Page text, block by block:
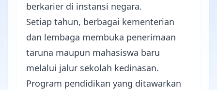
berkarier di instansi negara.
Setiap tahun, berbagai kementerian
dan lembaga membuka penerimaan
taruna maupun mahasiswa baru
melalui jalur sekolah kedinasan.
Program pendidikan yang ditawarkan